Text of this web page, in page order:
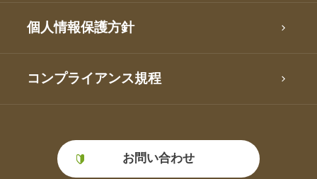
個人情報保護方針
コンプライアンス規程
お問い合わせ